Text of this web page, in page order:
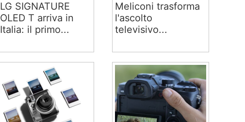
LG SIGNATURE
OLED T arriva in
Italia: il primo...
Meliconi trasforma
l'ascolto
televisivo...